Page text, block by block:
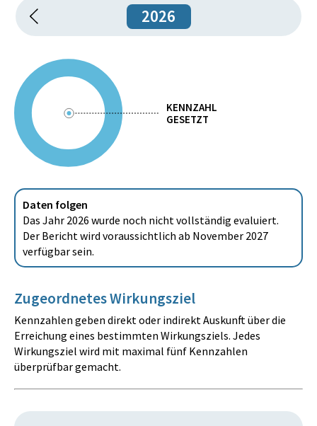
2026
KENNZAHL
GESETZT
Daten folgen
Das Jahr 2026 wurde noch nicht vollständig evaluiert.
Der Bericht wird voraussichtlich ab November 2027
verfügbar sein.
Zugeordnetes Wirkungsziel
Kennzahlen geben direkt oder indirekt Auskunft über die
Erreichung eines bestimmten Wirkungsziels. Jedes
Wirkungsziel wird mit maximal fünf Kennzahlen
überprüfbar gemacht.